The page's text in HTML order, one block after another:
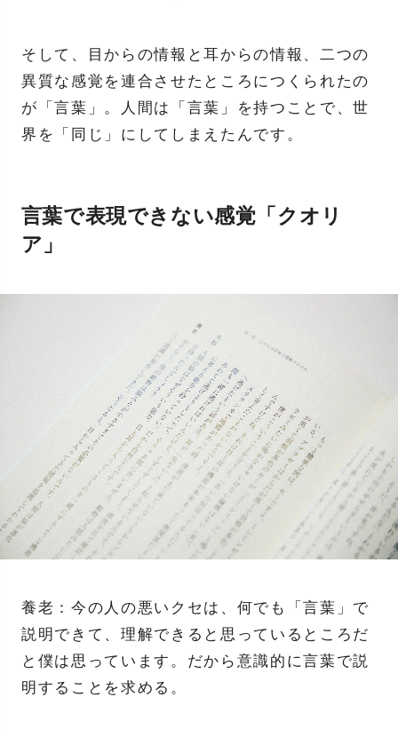
そして、目からの情報と耳からの情報、二つの
異質な感覚を連合させたところにつくられたの
が「言葉」。人間は「言葉」を持つことで、世
界を「同じ」にしてしまえたんです。
言葉で表現できない感覚「クオリ
ア」
養老：今の人の悪いクセは、何でも「言葉」で
説明できて、理解できると思っているところだ
と僕は思っています。だから意識的に言葉で説
明することを求める。